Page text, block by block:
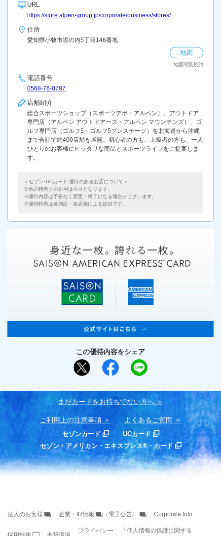
URL
https://store.alpen-group.jp/corporate/business/stores/
住所
愛知県小牧市堀の内5丁目146番地
地図
地図閲覧規約
電話番号
0568-76-0787
店舗紹介
総合スポーツショップ（スポーツデポ・アルペン）、アウトドア
専門店（アルペン アウトドアーズ・アルペン マウンテンズ）、ゴ
ルフ専門店（ゴルフ5・ゴルフ5プレステージ）を北海道から沖縄
まで合計で約400店舗を展開。初心者の方も、上級者の方も、一人
ひとりのお客様にピッタリな商品とスポーツライフをご提案しま
す。
＜セゾン･UCカード 優待のあるお店について＞
他の特典との併用は不可となります。
優待内容は予告なく変更・終了になる場合がございます。
優待特典は各施設・各店舗による提供です。
この優待内容をシェア
まだカードをお持ちでない⽅へ
ご利用上の注意事項 よくあるご質問
セゾンカード
UCカード
セゾン・アメリカン・エキスプレス®・カード
法人のお客様 企業・IR情報 （電子公告） Corporate Info
プライバシー
「個人情報の保護に関する